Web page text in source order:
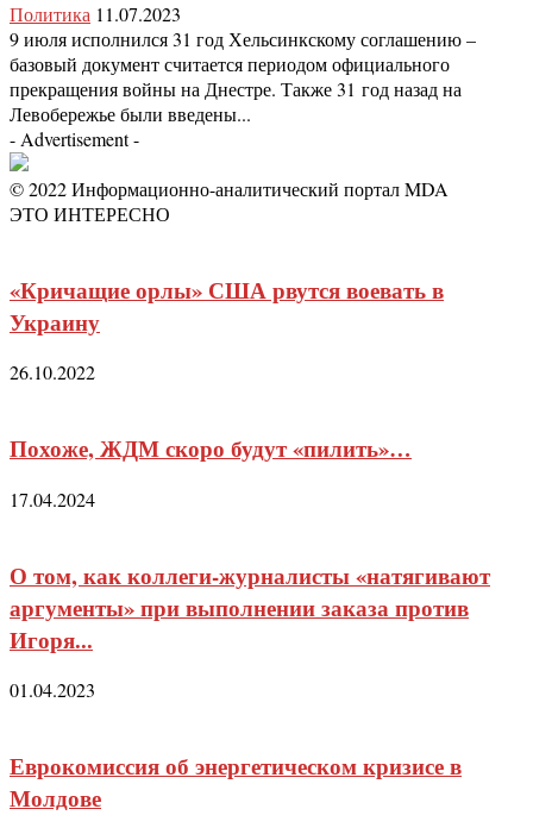
Политика 11.07.2023
9 июля исполнился 31 год Хельсинкскому соглашению –
базовый документ считается периодом официального
прекращения войны на Днестре. Также 31 год назад на
Левобережье были введены...
- Advertisement -
© 2022 Информационно-аналитический портал MDA
ЭТО ИНТЕРЕСНО
«Кричащие орлы» США рвутся воевать в
Украину
26.10.2022
Похоже, ЖДМ скоро будут «пилить»…
17.04.2024
О том, как коллеги-журналисты «натягивают
аргументы» при выполнении заказа против
Игоря...
01.04.2023
Еврокомиссия об энергетическом кризисе в
Молдове